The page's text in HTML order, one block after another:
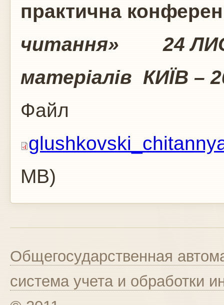
практична
читання»
24
матеріалів КИЇВ –
Файл
MB)
Общегосударственная
система учета и обработки